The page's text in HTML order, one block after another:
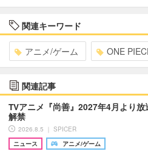
関連キーワード
アニメ/ゲーム ONE
関連記事
TVアニメ『尚善』2027年4月より
解禁
2026.8.5 ｜ SPICER
ニュース
アニメ/ゲーム